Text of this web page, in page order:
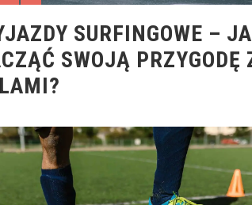
SURFINGOWE –
SWOJĄ PRZYGODĘ